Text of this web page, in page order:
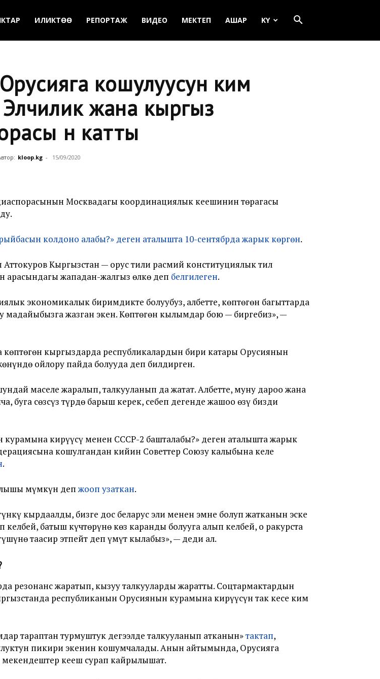
ИЛИКТӨӨ РЕПОРТАЖ ВИДЕО МЕКТЕП АШАР KY
кошулуусун ким
жана кыргыз
үн катты
kloop.kg - 15/09/2020
Москвадагы координациялык кеңешинин төрагасы
колдоно алабы?» деген аталышта 10-сентябрда жарык көргөн.
Кыргызстан — орус тили расмий конституциялык тил
арасындагы жападан-жалгыз өлкө деп белгилеген.
экономикалык биримдикте болуубуз, албетте, көптөгөн багыттарда
маңдайыбызга жазган экен. Көптөгөн кылымдар бою — биргебиз», —
кыргыздарда республикалардын бири катары Орусиянын
ойлору пайда болууда деп билдирген.
маселе жаралып, талкууланып да жатат. Албетте, муну дароо жана
буга сөзсүз түрдө барыш керек, себеп дегенде жашоо өзү бизди
кирүүсү менен СССР-2 башталабы?» деген аталышта жарык
кошулгандан кийин Советтер Союзу калыбына келе
.
мүмкүн депжооп узаткан.
кырдаалды, бизге дос беларус эли менен эмне болуп жатканын эске
батыш күчтөрүнө көз каранды болууга алып келбей, оң ракурста
таасир этпейт деп үмүт кылабыз», — деди ал.
резонанс жаратып, кызуу талкууларды жаратты. Соцтармактардын
республиканын Орусиянын курамына кирүүсүн так кесе ким
тараптан турмуштук деңгээлде талкууланып атканын»тактап,
пикири экенин кошумчалады. Анын айтымында, Орусияга
мекендештер кеңеш сурап кайрылышат.